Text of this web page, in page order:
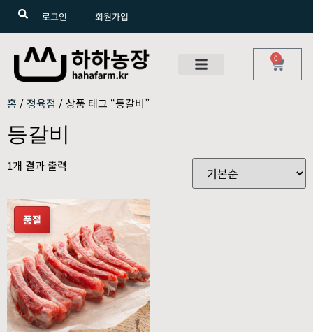
로그인 회원가입
0
홈 / 정육점 / 상품 태그 “등갈비”
등갈비
1개 결과 출력